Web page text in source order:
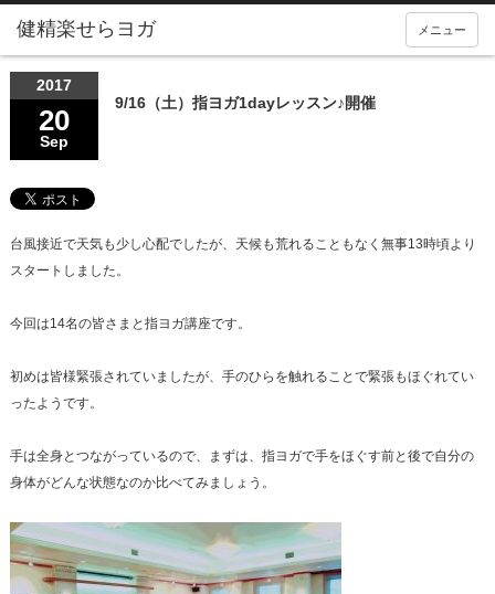
メニュー
2017
20
Sep
9/16（土）指ヨガ1dayレッスン♪開催
台風接近で天気も少し心配でしたが、天候も荒れることもなく無事13時頃より
スタートしました。
今回は14名の皆さまと指ヨガ講座です。
初めは皆様緊張されていましたが、手のひらを触れることで緊張もほぐれてい
ったようです。
手は全身とつながっているので、まずは、指ヨガで手をほぐす前と後で自分の
身体がどんな状態なのか比べてみましょう。